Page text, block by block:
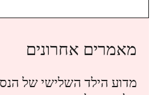
מאמרים אחרונים
מדוע הילד השלישי של